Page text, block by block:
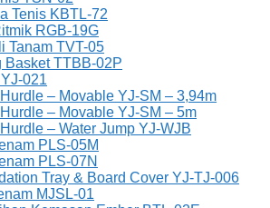
Tenis KBTL-72
RGB-19G
Tanam TVT-05
Basket TTBB-02P
021
– Movable YJ-SM – 3,94m
– Movable YJ-SM – 5m
– Water Jump YJ-WJB
PLS-05M
PLS-07N
Tray & Board Cover YJ-TJ-006
MJSL-01